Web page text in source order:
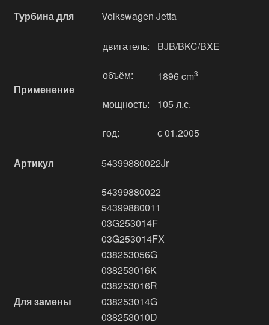
Турбина для Volkswagen Jetta
Применение
двигатель: BJB/BKC/BXE
объём: 1896 cm3
мощность: 105 л.с.
год: с 01.2005
Артикул 54399880022Jr
Для замены
54399880022
54399880011
03G253014F
03G253014FX
038253056G
038253016K
038253016R
038253014G
038253010D